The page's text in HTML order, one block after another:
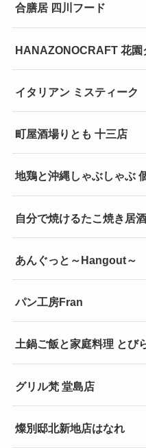
合膳居 四川フード
HANAZONOCRAFT 花園
イタリアン ミスティーク
町屋酒場りとも 十三店
地鶏と沖縄しゃぶしゃぶ
自分で焼けるたこ焼き居
あんぐっと～Hangout～
パン工房Fran
土鍋ご飯と家庭料理 とび
グリル梵 堂島店
燦別邸北新地店はなれ